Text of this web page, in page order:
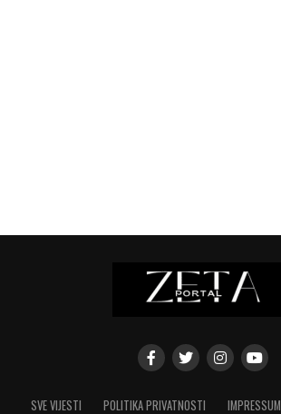
SVE VIJESTI POLITIKA PRIVATNOSTI IMPRESSUM